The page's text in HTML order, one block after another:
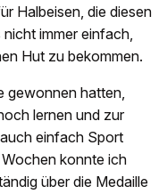
Halbeisen, die diesen
immer einfach,
Hut zu bekommen.
gewonnen hatten,
lernen und zur
einfach Sport
konnte ich
über die Medaille